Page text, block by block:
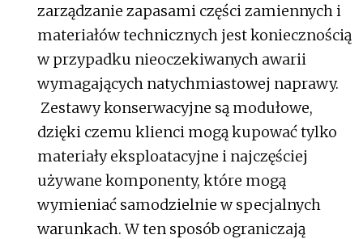
zarządzanie zapasami części zamiennych i
materiałów technicznych jest koniecznością
w przypadku nieoczekiwanych awarii
wymagających natychmiastowej naprawy.
Zestawy konserwacyjne są modułowe,
dzięki czemu klienci mogą kupować tylko
materiały eksploatacyjne i najczęściej
używane komponenty, które mogą
wymieniać samodzielnie w specjalnych
warunkach. W ten sposób ograniczają